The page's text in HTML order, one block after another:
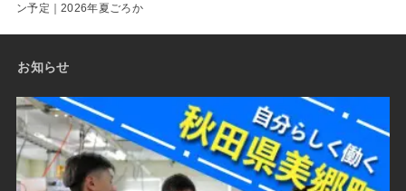
ン予定｜2026年夏ごろか
お知らせ